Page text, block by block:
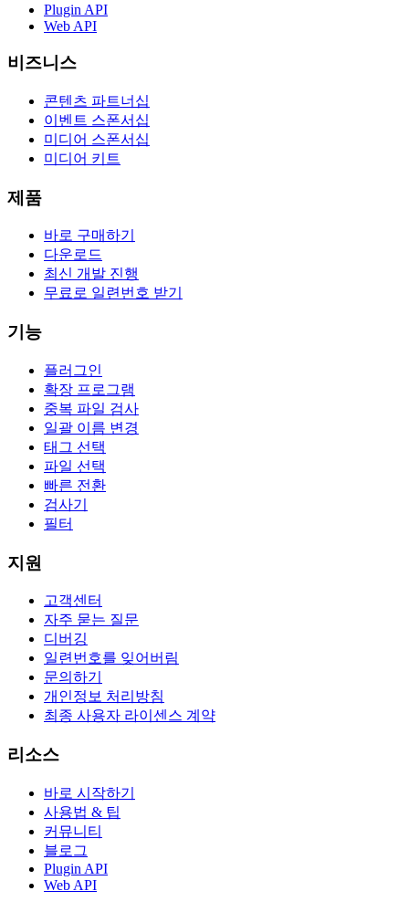
Plugin API
Web API
비즈니스
콘텐츠 파트너십
이벤트 스폰서십
미디어 스폰서십
미디어 키트
제품
바로 구매하기
다운로드
최신 개발 진행
무료로 일련번호 받기
기능
플러그인
확장 프로그램
중복 파일 검사
일괄 이름 변경
태그 선택
파일 선택
빠른 전환
검사기
필터
지원
고객센터
자주 묻는 질문
디버깅
일련번호를 잊어버림
문의하기
개인정보 처리방침
최종 사용자 라이센스 계약
리소스
바로 시작하기
사용법 & 팁
커뮤니티
블로그
Plugin API
Web API